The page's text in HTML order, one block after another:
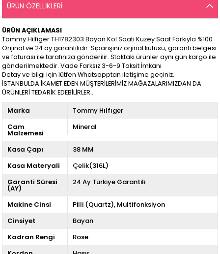
ÜRÜN ÖZELLIKLERI
ÜRÜN AÇIKLAMASI
Tommy Hilfiger TH1782303 Bayan Kol Saati Kuzey Saat Farkıyla %100
Orijinal ve 24 ay garantilidir. Siparişiniz orjinal kutusu, garanti belgesi
ve faturası ile tarafınıza gönderilir. Stoktaki ürünler aynı gün kargo ile
gönderilmektedir. Vade Farksız 3-6-9 Taksit İmkanı
Detay ve bilgi için lütfen Whatsapptan iletişime geçiniz..
İSTANBULDA İKAMET EDEN MÜŞTERİLERİMİZ MAĞAZALARIMIZDAN DA
ÜRÜNLERİ TEDARİK EDEBİLİRLER..
Marka
Tommy Hılfıger
Cam
Malzemesi
Mineral
Kasa Çapı
38 MM
Kasa Materyali
Çelik(316L)
Garanti Süresi
(AY)
24 Ay Türkiye Garantili
Makine Cinsi Pilli (Quartz) Multifonksiyon
Cinsiyet
Bayan
Kadran Rengi
Rose